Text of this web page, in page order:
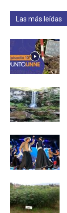
Las más leídas